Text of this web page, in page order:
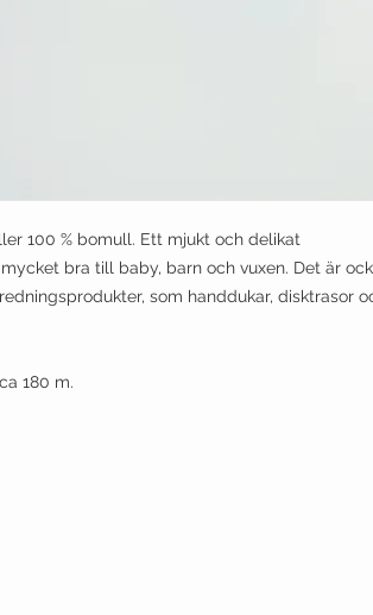
100 % bomull. Ett mjukt och delikat
bra till baby, barn och vuxen. Det är
som handdukar, disktrasor
180 m.